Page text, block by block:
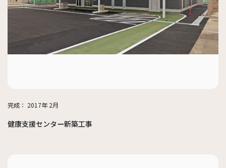
完成： 2017年 2月
健康支援センター新築工事